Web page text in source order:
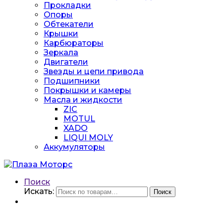
Прокладки
Опоры
Обтекатели
Крышки
Карбюраторы
Зеркала
Двигатели
Звезды и цепи привода
Подшипники
Покрышки и камеры
Масла и жидкости
ZIC
MOTUL
XADO
LIQUI MOLY
Аккумуляторы
Поиск
Искать:
Поиск